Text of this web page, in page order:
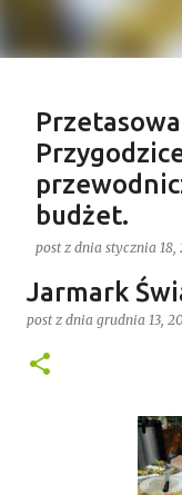
Gospodarstwo
Najnowszy post
budżet.
post z dnia stycznia 18,
Ponad 4 godziny
Rady Gminy
2029. Bieg
wniosek o
Wnuk finalnie
przewodniczącą
Jarmark
post z dnia grudnia 13,